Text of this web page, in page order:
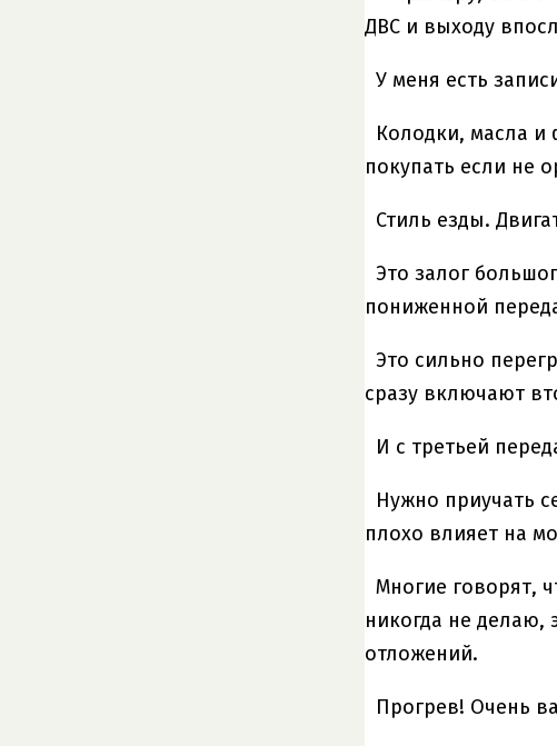
ДВС и выходу
У меня есть
Колодки, масла и
покупать если не
Стиль езды.
Это залог
пониженной
Это сильно
сразу включают
И с третьей
Нужно приучать
плохо влияет на
Многие говорят,
никогда не делаю,
отложений.
Прогрев! Очень